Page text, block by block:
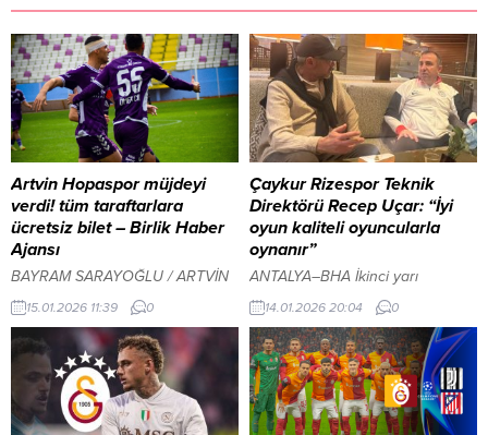
Artvin Hopaspor müjdeyi
verdi! tüm taraftarlara
ücretsiz bilet – Birlik Haber
Ajansı
BAYRAM SARAYOĞLU / ARTVİN
– BHA Ligin 17. haftasında Artvin
Hopaspor evinde ağırlayacağı
lider Sebat Gençlikspor maçı
öncesi taraftarına müjde verdi.
Artvin Hopaspor Kulübünden
yapılan açıklamada, yönetim
kurulu üyeleri, ücretsiz bilet
15.01.2026 11:39 0
Çaykur Rizespor Teknik
Direktörü Recep Uçar: “İyi
oyun kaliteli oyuncularla
oynanır”
ANTALYA–BHA İkinci yarı
hazırlıklarına 29 Aralık’ta Rize’de
başladıklarını hatırlatan Uçar, 2
Ocak itibarıyla Antalya kampına
geçtiklerini ve 14 Ocak’a kadar
çalışmaların süreceğini ifade etti.
Kamp süresince 11 antrenman ve
2 hazırlık maçı yaptıklarını
14.01.2026 20:04 0